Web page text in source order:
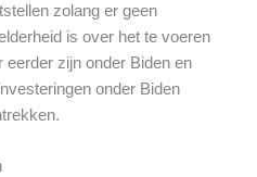
zolang er geen
is over het te voeren
eerder zijn onder Biden en
onder Biden